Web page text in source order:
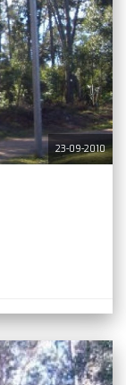
23-09-2010